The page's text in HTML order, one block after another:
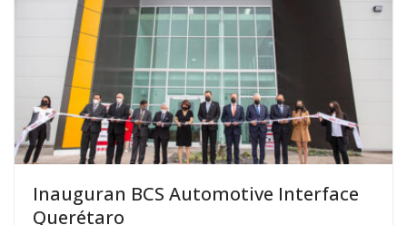
Inauguran BCS Automotive Interface
Querétaro